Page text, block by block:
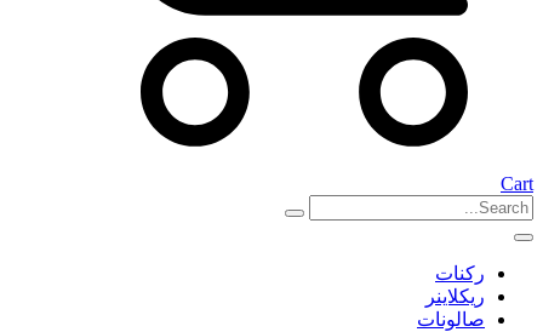
Cart
ركنات
ريكلاينر
صالونات